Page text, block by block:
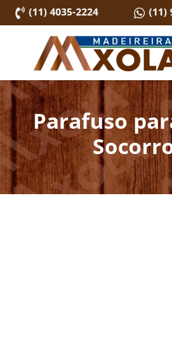
 (11) 4035-2224  (11)
Parafuso